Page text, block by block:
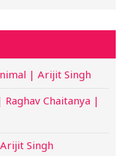
| Arijit Singh
Chaitanya |
Singh